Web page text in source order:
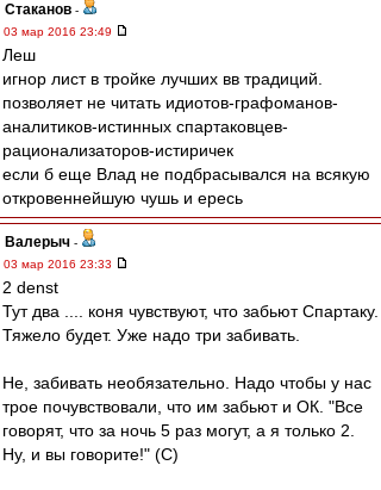
Cтаканов -
03 мар 2016 23:49
Леш
игнор лист в тройке лучших вв традиций.
позволяет не читать идиотов-графоманов-
аналитиков-истинных спартаковцев-
рационализаторов-истиричек
если б еще Влад не подбрасывался на всякую
откровеннейшую чушь и ересь
Валерыч -
03 мар 2016 23:33
2 denst
Тут два .... коня чувствуют, что забьют Спартаку.
Тяжело будет. Уже надо три забивать.
Не, забивать необязательно. Надо чтобы у нас
трое почувствовали, что им забьют и ОК. "Все
говорят, что за ночь 5 раз могут, а я только 2.
Ну, и вы говорите!" (С)